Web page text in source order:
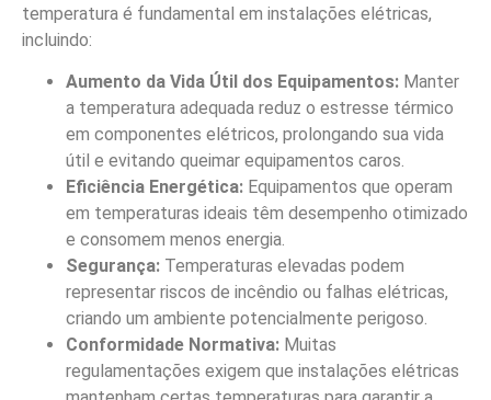
temperatura é fundamental em instalações elétricas,
incluindo:
Aumento da Vida Útil dos Equipamentos: Manter
a temperatura adequada reduz o estresse térmico
em componentes elétricos, prolongando sua vida
útil e evitando queimar equipamentos caros.
Eficiência Energética: Equipamentos que operam
em temperaturas ideais têm desempenho otimizado
e consomem menos energia.
Segurança: Temperaturas elevadas podem
representar riscos de incêndio ou falhas elétricas,
criando um ambiente potencialmente perigoso.
Conformidade Normativa: Muitas
regulamentações exigem que instalações elétricas